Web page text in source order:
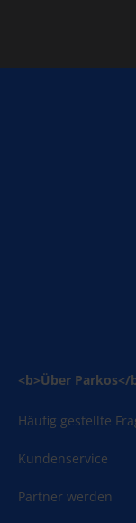
<b>Über Parkos</
Häufig gestellte
Kundenservice
Partner werden